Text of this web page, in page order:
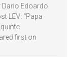
Edoardo
LEV: “Papa
first on